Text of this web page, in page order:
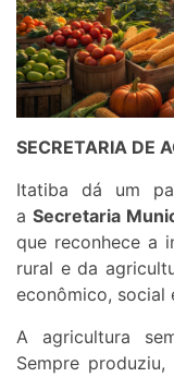
SECRETARIA DE
Itatiba dá um
a Secretaria
que reconhece a
rural e da
econômico, social
A agricultura
Sempre